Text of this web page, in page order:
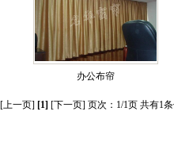
办公布帘
[上一页] [1] [下一页] 页次：1/1页 共有1